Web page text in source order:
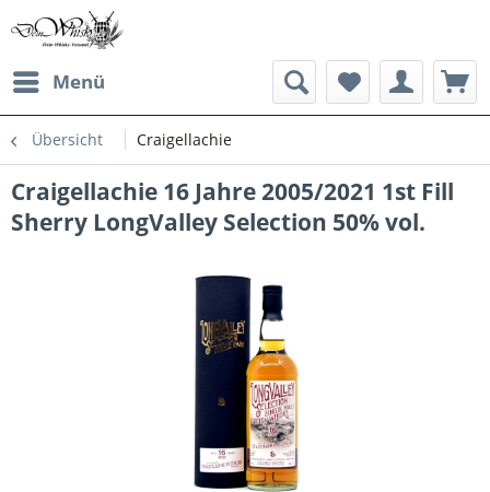
Menü
Übersicht Craigellachie
Craigellachie 16 Jahre 2005/2021 1st Fill
Sherry LongValley Selection 50% vol.